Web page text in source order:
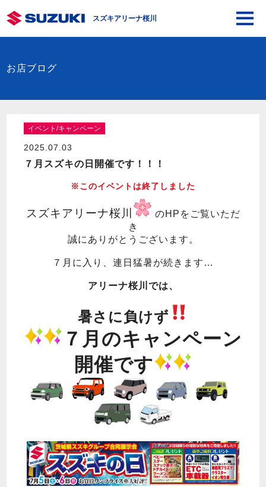
スズキアリーナ桜川
お店ブログ
イベント/キャンペーン
2025.07.03
７月スズキの日開催です！！！
※このイベントは終了しました
スズキアリーナ桜川
のHPをご覧いただ
き
誠にありがとうございます。
７月に入り、連日猛暑が続きます…
アリーナ桜川では、
暑さに負けず
７月のキャンペーン
開催です